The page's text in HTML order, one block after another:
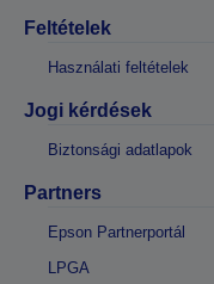
Feltételek
Használati feltételek
Jogi kérdések
Biztonsági adatlapok
Partners
Epson Partnerportál
LPGA